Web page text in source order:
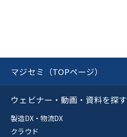
マジセミ（TOPページ）
ウェビナー・動画・資料を探す
製造DX・物流DX
クラウド